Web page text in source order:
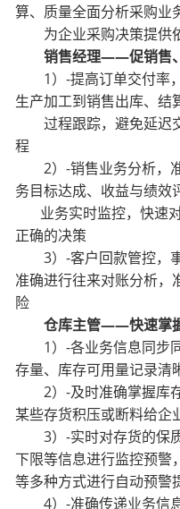
算、质量全面分析采购业
为企业采购决策提供
销售经理——促销售、
1）-提高订单交付率，
生产加工到销售出库、结
过程跟踪，避免延迟
程
2）-销售业务分析，
务目标达成、收益与绩效
业务实时监控，快速
正确的决策
3）-客户回款管控，
准确进行往来对账分析
险
仓库主管——快速掌握
1）-各业务信息同步
存量、库存可用量记录清
2）-及时准确掌握库
某些存货积压或断料给企
3）-实时对存货的保
下限等信息进行监控预
等多种方式进行自动
4）-准确传递业务信息